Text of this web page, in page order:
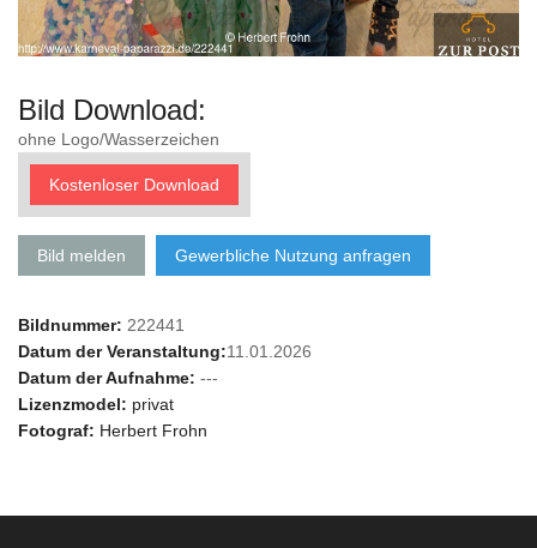
Bild Download:
ohne Logo/Wasserzeichen
Kostenloser Download
Bild melden Gewerbliche Nutzung anfragen
Bildnummer: 222441
Datum der Veranstaltung:11.01.2026
Datum der Aufnahme: ---
Lizenzmodel: privat
Fotograf: Herbert Frohn